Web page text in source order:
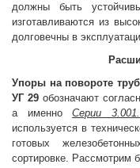
должны быть
изготавливаются из
долговечны в
Упоры на повороте
УГ 29 обозначают
а именноСерии
используется в
готовых
сортировке. Рассмотрим